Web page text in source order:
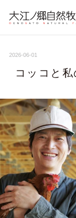
2026-06-01
コッコと私